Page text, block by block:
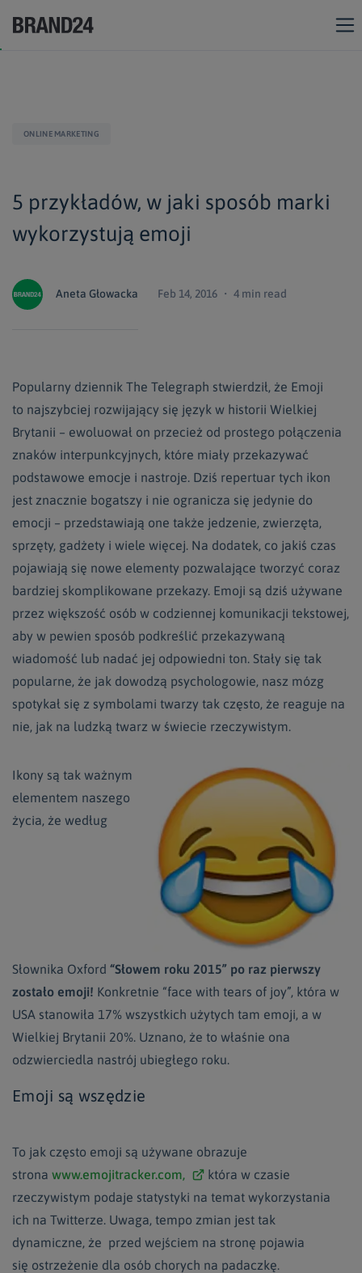
ONLINE MARKETING
5 przykładów, w jaki sposób marki
wykorzystują emoji
Aneta Głowacka Feb 14, 2016 ・ 4 min read
Popularny dziennik The Telegraph stwierdził, że Emoji
to najszybciej rozwijający się język w historii Wielkiej
Brytanii – ewoluował on przecież od prostego połączenia
znaków interpunkcyjnych, które miały przekazywać
podstawowe emocje i nastroje. Dziś repertuar tych ikon
jest znacznie bogatszy i nie ogranicza się jedynie do
emocji – przedstawiają one także jedzenie, zwierzęta,
sprzęty, gadżety i wiele więcej. Na dodatek, co jakiś czas
pojawiają się nowe elementy pozwalające tworzyć coraz
bardziej skomplikowane przekazy. Emoji są dziś używane
przez większość osób w codziennej komunikacji tekstowej,
aby w pewien sposób podkreślić przekazywaną
wiadomość lub nadać jej odpowiedni ton. Stały się tak
popularne, że jak dowodzą psychologowie, nasz mózg
spotykał się z symbolami twarzy tak często, że reaguje na
nie, jak na ludzką twarz w świecie rzeczywistym.
Ikony są tak ważnym
elementem naszego
życia, że według
Słownika Oxford “Słowem roku 2015” po raz pierwszy
zostało emoji! Konkretnie “face with tears of joy”, która w
USA stanowiła 17% wszystkich użytych tam emoji, a w
Wielkiej Brytanii 20%. Uznano, że to właśnie ona
odzwierciedla nastrój ubiegłego roku.
Emoji są wszędzie
To jak często emoji są używane obrazuje
strona www.emojitracker.com,
która w czasie
rzeczywistym podaje statystyki na temat wykorzystania
ich na Twitterze. Uwaga, tempo zmian jest tak
dynamiczne, że przed wejściem na stronę pojawia
się ostrzeżenie dla osób chorych na padaczkę.